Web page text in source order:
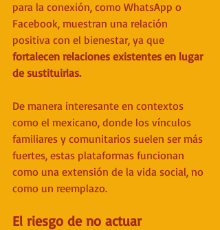
para la conexión, como WhatsApp o
Facebook, muestran una relación
positiva con el bienestar, ya que
fortalecen relaciones existentes en lugar
de sustituirlas.
De manera interesante en contextos
como el mexicano, donde los vínculos
familiares y comunitarios suelen ser más
fuertes, estas plataformas funcionan
como una extensión de la vida social, no
como un reemplazo.
El riesgo de no actuar